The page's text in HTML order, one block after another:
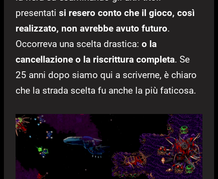
presentati si resero conto che il gioco, così
realizzato, non avrebbe avuto futuro.
Occorreva una scelta drastica: o la
cancellazione o la riscrittura completa. Se
25 anni dopo siamo qui a scriverne, è chiaro
che la strada scelta fu anche la più faticosa.